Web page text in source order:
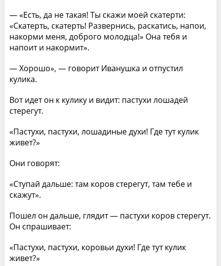
— «Есть, да не такая! Ты скажи моей скатерти:
«Скатерть, скатерть! Развернись, раскатись, напои,
накорми меня, доброго молодца!» Она тебя и
напоит и накормит».
— Хорошо», — говорит Иванушка и отпустил
кулика.
Вот идет он к кулику и видит: пастухи лошадей
стерегут.
«Пастухи, пастухи, лошадиные духи! Где тут кулик
живет?»
Они говорят:
«Ступай дальше: там коров стерегут, там тебе и
скажут».
Пошел он дальше, глядит — пастухи коров стерегут.
Он спрашивает:
«Пастухи, пастухи, коровьи духи! Где тут кулик
живет?»